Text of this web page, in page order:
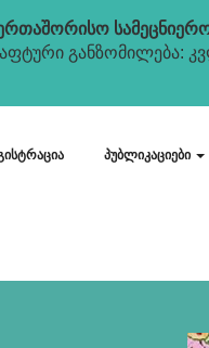
განზომილება:
პუბლიკაციები